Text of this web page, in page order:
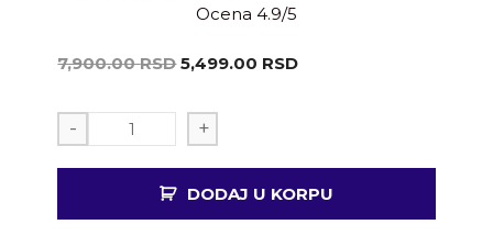
Ocena 4.9/5
7,900.00RSD 5,499.00 RSD
- +
DODAJ U KORPU